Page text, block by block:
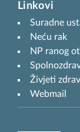
Linkovi
Suradne
Neću rak
NP ranog
Živjeti
Webmail